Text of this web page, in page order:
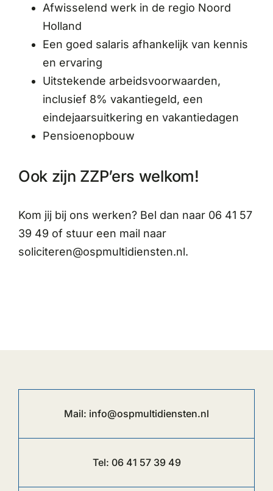
Afwisselend werk in de regio Noord
Holland
Een goed salaris afhankelijk van kennis
en ervaring
Uitstekende arbeidsvoorwaarden,
inclusief 8% vakantiegeld, een
eindejaarsuitkering en vakantiedagen
Pensioenopbouw
Ook zijn ZZP’ers welkom!
Kom jij bij ons werken? Bel dan naar 06 41 57
39 49 of stuur een mail naar
soliciteren@ospmultidiensten.nl.
Mail: info@ospmultidiensten.nl
Tel: 06 41 57 39 49